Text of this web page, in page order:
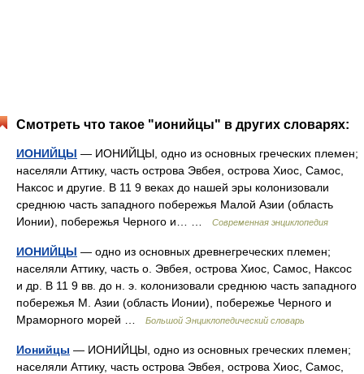
Смотреть что такое "ионийцы" в других словарях:
ИОНИЙЦЫ — ИОНИЙЦЫ, одно из основных греческих племен;
населяли Аттику, часть острова Эвбея, острова Хиос, Самос,
Наксос и другие. В 11 9 веках до нашей эры колонизовали
среднюю часть западного побережья Малой Азии (область
Ионии), побережья Черного и… …
Современная энциклопедия
ИОНИЙЦЫ — одно из основных древнегреческих племен;
населяли Аттику, часть о. Эвбея, острова Хиос, Самос, Наксос
и др. В 11 9 вв. до н. э. колонизовали среднюю часть западного
побережья М. Азии (область Ионии), побережье Черного и
Мраморного морей …
Большой Энциклопедический словарь
Ионийцы — ИОНИЙЦЫ, одно из основных греческих племен;
населяли Аттику, часть острова Эвбея, острова Хиос, Самос,